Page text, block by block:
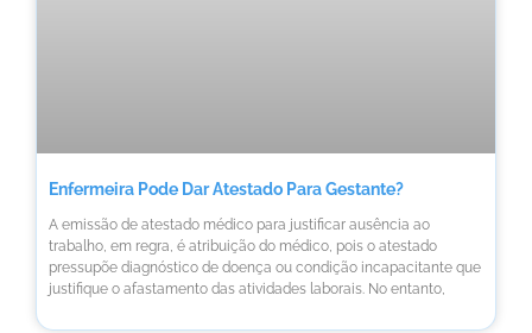
Enfermeira Pode Dar Atestado Para Gestante?
A emissão de atestado médico para justificar ausência ao
trabalho, em regra, é atribuição do médico, pois o atestado
pressupõe diagnóstico de doença ou condição incapacitante que
justifique o afastamento das atividades laborais. No entanto,